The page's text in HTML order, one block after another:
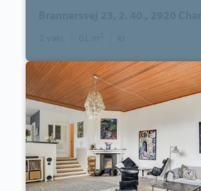
Villa:
Ved
Fortunen
3,
2800
Kongens
Lyngby